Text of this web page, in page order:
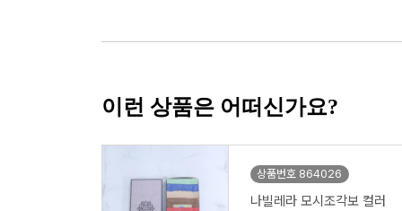
이런 상품은 어떠신가요?
상품번호 864026
나빌레라 모시조각보 컬러